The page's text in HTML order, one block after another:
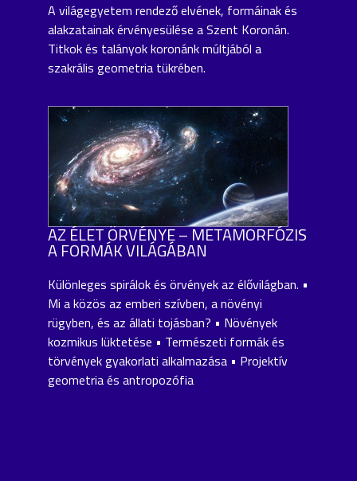
A világegyetem rendező elvének, formáinak és
alakzatainak érvényesülése a Szent Koronán.
Titkok és talányok koronánk múltjából a
szakrális geometria tükrében.
AZ ÉLET ÖRVÉNYE – METAMORFÓZIS
A FORMÁK VILÁGÁBAN
Különleges spirálok és örvények az élővilágban. •
Mi a közös az emberi szívben, a növényi
rügyben, és az állati tojásban? • Növények
kozmikus lüktetése • Természeti formák és
törvények gyakorlati alkalmazása • Projektív
geometria és antropozófia